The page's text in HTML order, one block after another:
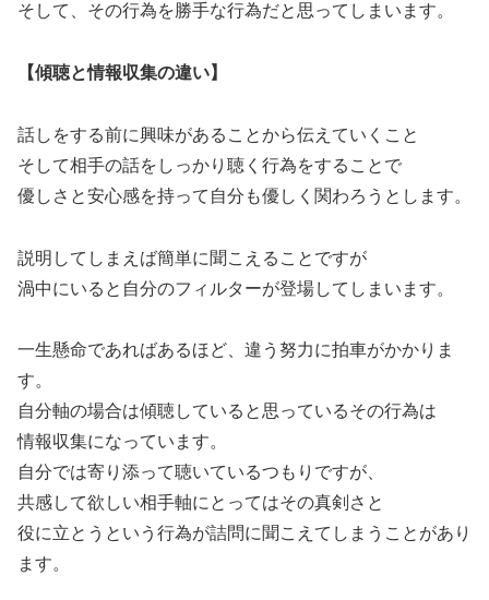
そして、その行為を勝手な行為だと思ってしまいます。
【傾聴と情報収集の違い】
話しをする前に興味があることから伝えていくこと
そして相手の話をしっかり聴く行為をすることで
優しさと安心感を持って自分も優しく関わろうとします。
説明してしまえば簡単に聞こえることですが
渦中にいると自分のフィルターが登場してしまいます。
一生懸命であればあるほど、違う努力に拍車がかかりま
す。
自分軸の場合は傾聴していると思っているその行為は
情報収集になっています。
自分では寄り添って聴いているつもりですが、
共感して欲しい相手軸にとってはその真剣さと
役に立とうという行為が詰問に聞こえてしまうことがあり
ます。